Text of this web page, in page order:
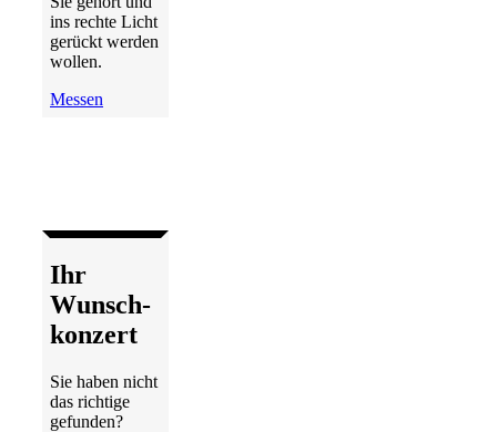
ins rechte Licht
gerückt werden
wollen.
Messen
Ihr
Wunsch­
konzert
Sie haben nicht
das richtige
gefunden?